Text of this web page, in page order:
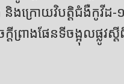
និងក្រោយវិបត្តិជំងឺកូវី
រាងផែនទីចង្អុលផ្លូវស្តី